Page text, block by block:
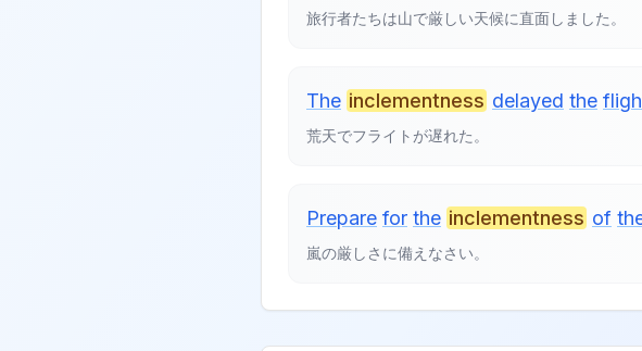
旅行者たちは山で厳しい天候に直面しました。
The inclementness delayed the
荒天でフライトが遅れた。
Prepare for the inclementness of
嵐の厳しさに備えなさい。